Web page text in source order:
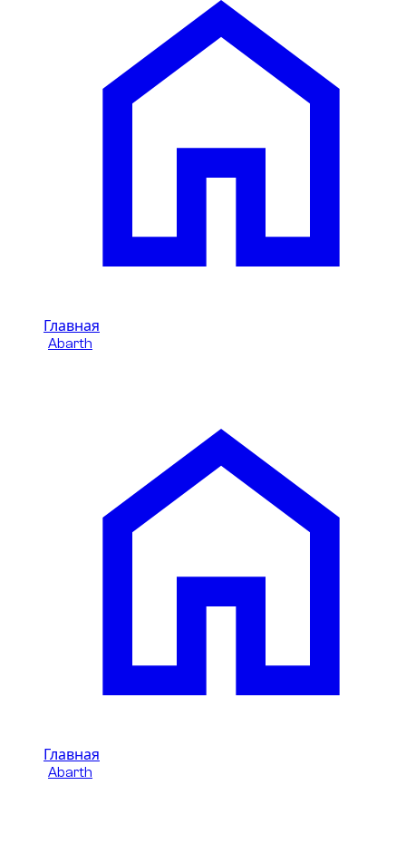
Главная
Abarth
Главная
Abarth